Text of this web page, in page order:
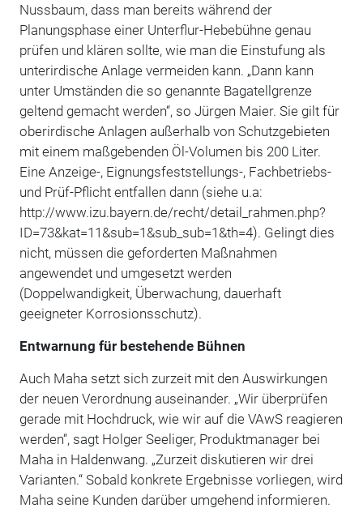
Nussbaum, dass man bereits während der
Planungsphase einer Unterflur-Hebebühne genau
prüfen und klären sollte, wie man die Einstufung als
unterirdische Anlage vermeiden kann. „Dann kann
unter Umständen die so genannte Bagatellgrenze
geltend gemacht werden“, so Jürgen Maier. Sie gilt für
oberirdische Anlagen außerhalb von Schutzgebieten
mit einem maßgebenden Öl-Volumen bis 200 Liter.
Eine Anzeige-, Eignungsfeststellungs-, Fachbetriebs-
und Prüf-Pflicht entfallen dann (siehe u.a:
http://www.izu.bayern.de/recht/detail_rahmen.php?
ID=73&kat=11&sub=1&sub_sub=1&th=4). Gelingt dies
nicht, müssen die geforderten Maßnahmen
angewendet und umgesetzt werden
(Doppelwandigkeit, Überwachung, dauerhaft
geeigneter Korrosionsschutz).
Entwarnung für bestehende Bühnen
Auch Maha setzt sich zurzeit mit den Auswirkungen
der neuen Verordnung auseinander. „Wir überprüfen
gerade mit Hochdruck, wie wir auf die VAwS reagieren
werden“, sagt Holger Seeliger, Produktmanager bei
Maha in Haldenwang. „Zurzeit diskutieren wir drei
Varianten.“ Sobald konkrete Ergebnisse vorliegen, wird
Maha seine Kunden darüber umgehend informieren.